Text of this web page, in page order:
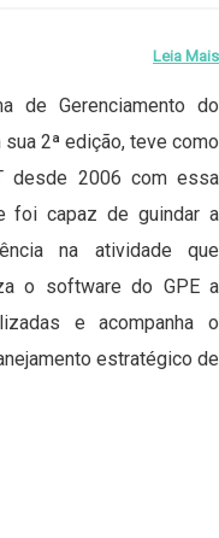
Leia Mais
de Gerenciamento do
2ª edição, teve como
desde 2006 com essa
foi capaz de guindar a
na atividade que
o software do GPE a
e acompanha o
estratégico de